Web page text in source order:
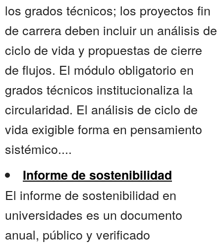
los grados técnicos; los proyectos fin
de carrera deben incluir un análisis de
ciclo de vida y propuestas de cierre
de flujos. El módulo obligatorio en
grados técnicos institucionaliza la
circularidad. El análisis de ciclo de
vida exigible forma en pensamiento
sistémico....
Informe de sostenibilidad
El informe de sostenibilidad en
universidades es un documento
anual, público y verificado